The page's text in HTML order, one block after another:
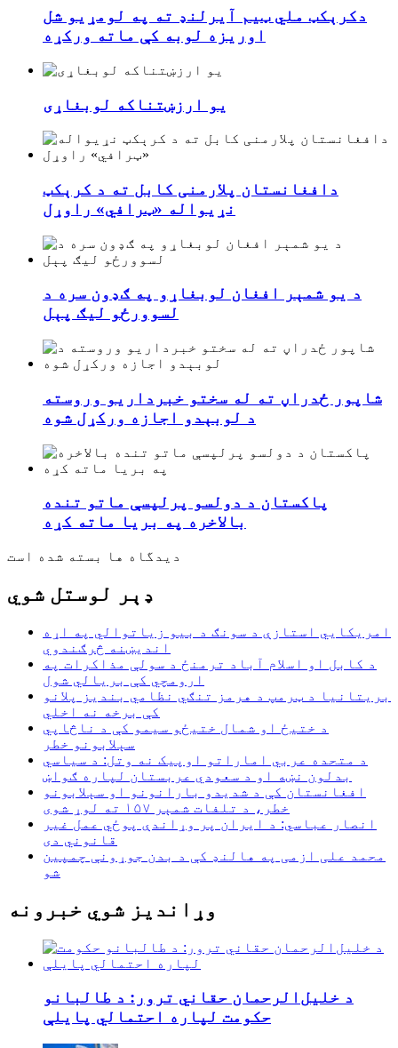
دکرېکټ ملي ټیم آیرلنډ ته په لومړیو شل
اوریزه لوبه کې ماته ورکړه
یو ارزښتناکه لوبغاړی
دافغانستان پلارمنی کابل ته د کرېکټ
نړیواله «ټرافي» راوړل
د یو شمېر افغان لوبغاړو په ګډون سره د
لسوورځو لیګ پېل
شاپور ځدراڼ ته له سختو خبرداريو وروسته
د لوبېدو اجازه ورکړل شوه
پاکستان د دولسو پرلپسې ماتو تنده
بالاخره په بریا ماته کړه
دیدگاه ها بسته شده است
ډېر لوستل شوي
امریکايي استازې د سونګ د بیو زیاتوالي په اړه
اندیښنه څرګندوي
د کابل او اسلام آباد ترمنځ د سولې مذاکرات په
ارومچي کې بريالي شول
بریتانیا د ټرمپ د هرمز تنګي نظامي بندیز پلانو
کې برخه نه اخلي
د ختیځ او شمال ختیځو سیمو کې د ناڅاپي
سېلابونو خطر
د متحده عربي اماراتو اوپیک نه وتل: د سیاسي
بدلون نښه او د سعودي عربستان لپاره ګواښ
افغانستان کې د شدیدو بارانونو او سېلابونو
خطر، د تلفات شمېر ۱۵۷ ته لوړ شوی
انصار عباسي: د ایران پر وړاندې پوځي عمل غیر
قانوني دی
محمد علی ازمی په هالنډ کې د بدن جوړونې چمپین
شو
وړاندیز شوي خبرونه
د خلیل‌الرحمان حقاني ترور: د طالبانو
حکومت لپاره احتمالي پایلې